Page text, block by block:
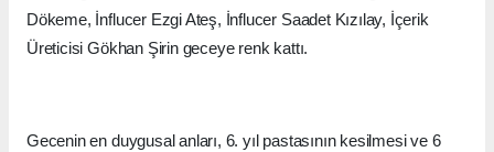
Dökeme, İnflucer Ezgi Ateş, İnflucer Saadet Kızılay, İçerik
Üreticisi Gökhan Şirin geceye renk kattı.
Gecenin en duygusal anları, 6. yıl pastasının kesilmesi ve 6